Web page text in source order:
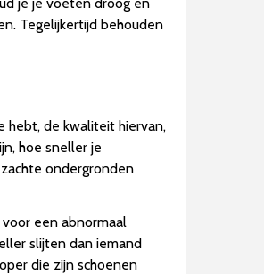
Tegelijkertijd behouden
hebt, de kwaliteit hiervan,
hoe sneller je
ondergronden
een abnormaal
slijten dan iemand
die zijn schoenen